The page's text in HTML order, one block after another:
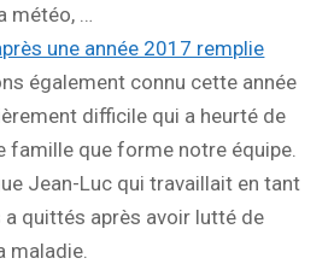
météo, …
une année 2017 remplie
également connu cette année
difficile qui a heurté de
famille que forme notre équipe.
Jean-Luc qui travaillait en tant
quittés après avoir lutté de
maladie.